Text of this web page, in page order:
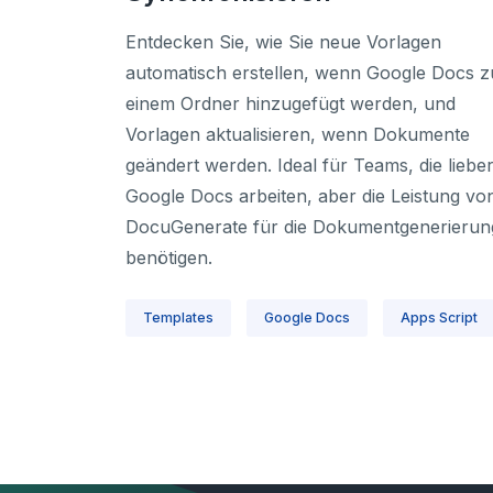
Entdecken Sie, wie Sie neue Vorlagen
automatisch erstellen, wenn Google Docs
einem Ordner hinzugefügt werden, und
Vorlagen aktualisieren, wenn Dokumente
geändert werden. Ideal für Teams, die
Google Docs arbeiten, aber die Leistung
DocuGenerate für die
benötigen.
Templates Google Docs Apps Script